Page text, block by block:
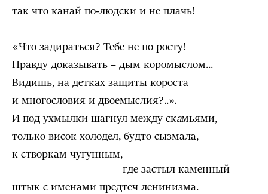
так что канай по-людски и не плачь!
«Что задираться? Тебе не по росту!
Правду доказывать – дым коромыслом...
Видишь, на детках защиты короста
и многословия и двоемыслия?..».
И под ухмылки шагнул между скамьями,
только висок холодел, будто сызмала,
к створкам чугунным,
где застыл каменный
штык с именами предтеч ленинизма.